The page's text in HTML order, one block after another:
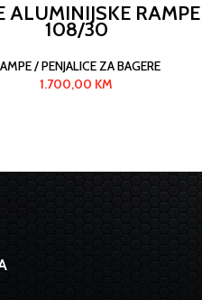
ALUMINIJSKE RAMPE
108/30
/ PENJALICE ZA BAGERE
1.700,00 KM